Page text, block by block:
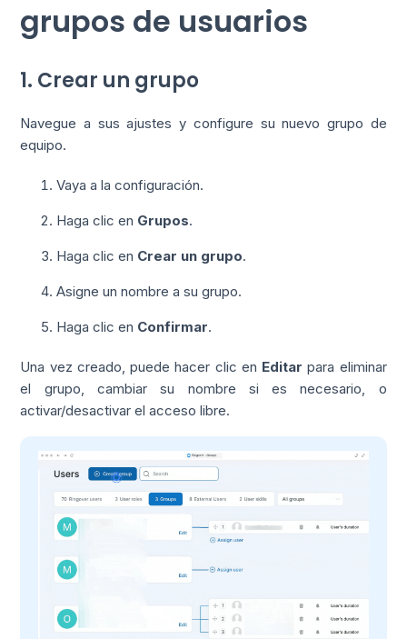
grupos de usuarios
1. Crear un grupo
Navegue a sus ajustes y configure su nuevo grupo de
equipo.
Vaya a la configuración.
Haga clic en Grupos.
Haga clic en Crear un grupo.
Asigne un nombre a su grupo.
Haga clic en Confirmar.
Una vez creado, puede hacer clic en Editar para eliminar
el grupo, cambiar su nombre si es necesario, o
activar/desactivar el acceso libre.